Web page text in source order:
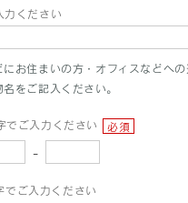
力ください
お住まいの方・オフィスなどへ
をご記入ください。
でご入力ください 必須
-
でご入力ください